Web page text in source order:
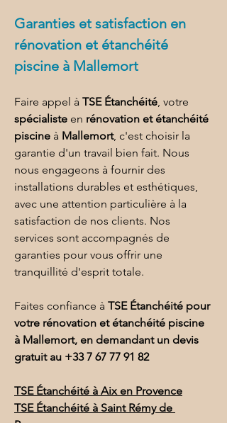
Garanties et satisfaction en
rénovation et étanchéité
piscine à Mallemort
Faire appel à TSE Étanchéité, votre
spécialiste en rénovation et étanchéité
piscine à Mallemort, c'est choisir la
garantie d'un travail bien fait. Nous
nous engageons à fournir des
installations durables et esthétiques,
avec une attention particulière à la
satisfaction de nos clients. Nos
services sont accompagnés de
garanties pour vous offrir une
tranquillité d'esprit totale.
Faites confiance à TSE Étanchéité pour
votre rénovation et étanchéité piscine
à Mallemort, en demandant un devis
gratuit au +33 7 67 77 91 82
TSE Étanchéité à Aix en Provence
TSE Étanchéité à Saint Rémy de